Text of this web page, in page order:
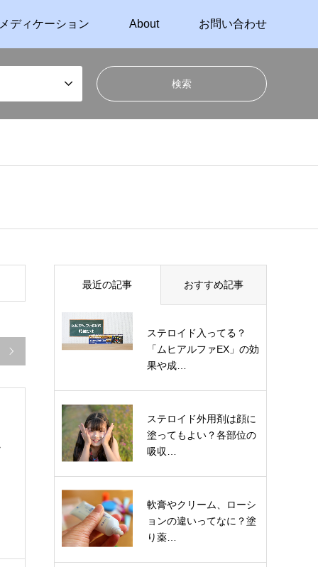
ディケーション About お問い合わせ

最近の記事 おすすめ記事
ステロイド入ってる？
「ムヒアルファEX」の効
果や成…
ステロイド外用剤は顔に
塗ってもよい？各部位の
吸収…
軟膏やクリーム、ローシ
ョンの違いってなに？塗
り薬…